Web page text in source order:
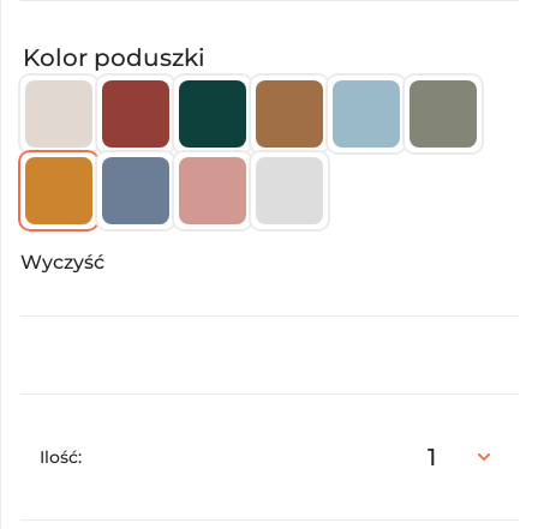
Kolor poduszki
Wyczyść
Ilość: